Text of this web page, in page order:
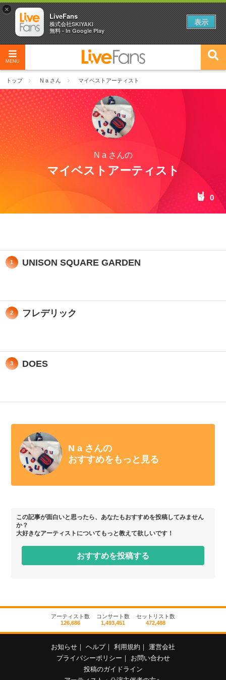
MENU
トップ N a さん マイベストアーティスト
N a さんの
マイベストアーティスト
0
1 UNISON SQUARE GARDEN
2 フレデリック
3 DOES
N a さんの
おすすめをもっと見る
この記事が面白いと思ったら、あなたもおすすめを投稿してみません
か？
大好きなアーティストについてもっと教えて欲しいです！
おすすめを投稿する
アーティスト数
126,686
コンサート数
1,493,451
セットリスト数
472,488
お知らせ ｜ ヘルプ｜ 利用規約 ｜ 運営会社
プライバシーポリシー ｜
お問い合わせ
投稿のガイドライン
×
LiveFans
株式会社SKIYAKI
無料 - In Google Play
表示